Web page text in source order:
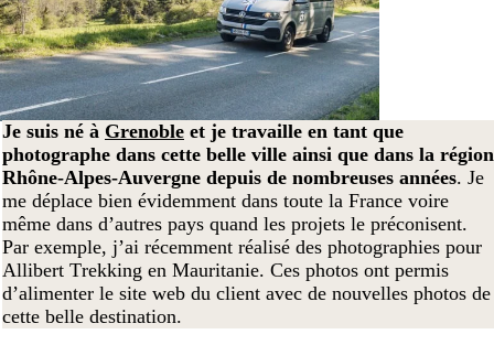
Je suis né à Grenoble et je travaille en tant que
photographe dans cette belle ville ainsi que dans la région
Rhône-Alpes-Auvergne depuis de nombreuses années. Je
me déplace bien évidemment dans toute la France voire
même dans d’autres pays quand les projets le préconisent.
Par exemple, j’ai récemment réalisé des photographies pour
Allibert Trekking en Mauritanie. Ces photos ont permis
d’alimenter le site web du client avec de nouvelles photos de
cette belle destination.